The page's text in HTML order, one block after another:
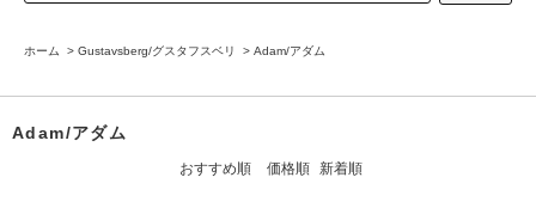
ホーム > Gustavsberg/グスタフスベリ > Adam/アダム
Adam/アダム
おすすめ順 価格順 新着順